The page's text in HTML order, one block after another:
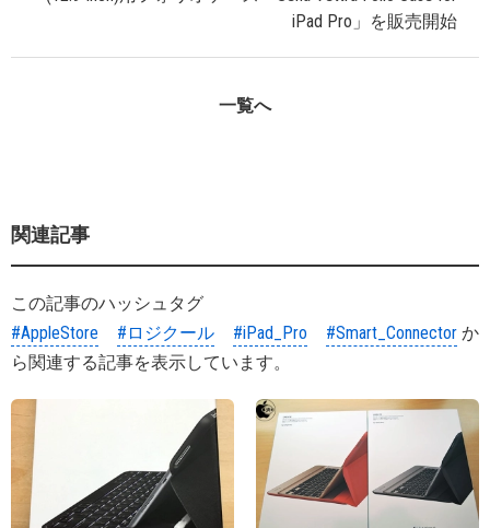
iPad Pro」を販売開始
一覧へ
関連記事
この記事のハッシュタグ
#AppleStore
#ロジクール #iPad_Pro #Smart_Connector か
ら関連する記事を表示しています。